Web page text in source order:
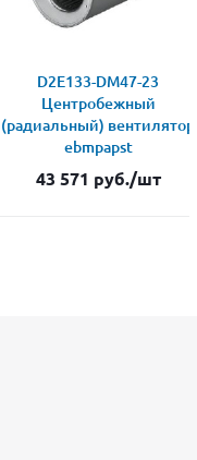
D2E133-DM47-23
Центробежный
(радиальный) вентилятор
ebmpapst
43 571 руб./шт